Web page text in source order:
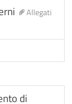
Allegati
di